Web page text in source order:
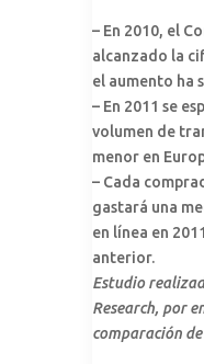
– En 2010, el
alcanzado la
el aumento ha
– En 2011 se
volumen de
menor en
– Cada
gastará una
en línea en
anterior.
Estudio
Research, por
comparación